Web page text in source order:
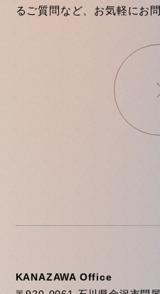
るご質問など、お気軽にお
KANAZAWA Office